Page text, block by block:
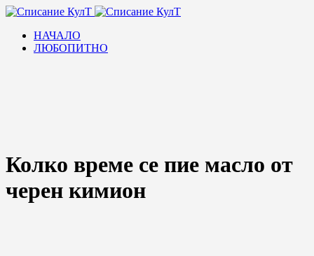
НАЧАЛО
ЛЮБОПИТНО
Колко време се пие масло от
черен кимион